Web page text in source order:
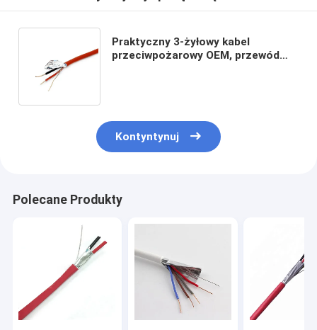
Praktyczny 3-żyłowy kabel
przeciwpożarowy OEM, przewód
Kontyntynuj
Polecane Produkty